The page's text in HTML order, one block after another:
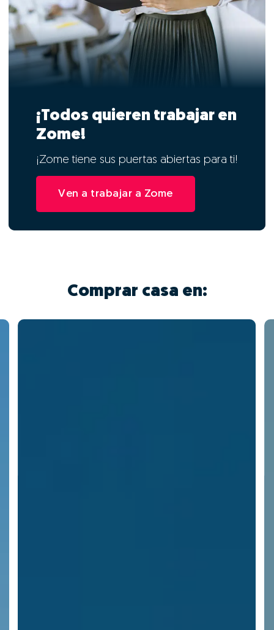
¡Todos quieren trabajar en
Zome!
¡Zome tiene sus puertas abiertas para ti!
Ven a trabajar a Zome
Comprar casa en: